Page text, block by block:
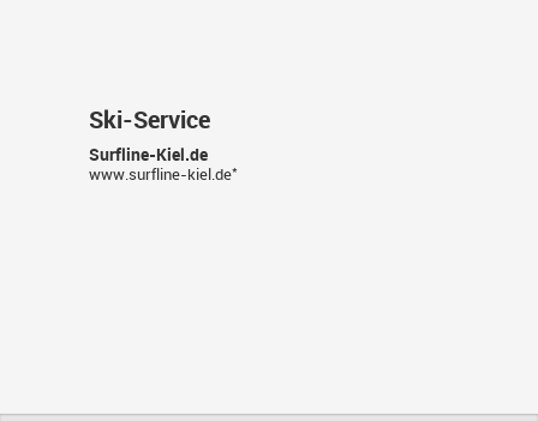
Ski-Service
Surfline-Kiel.de
www.surfline-kiel.de*